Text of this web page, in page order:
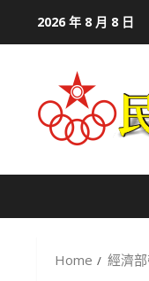
2026 年 8 月 8 日
Home 經濟